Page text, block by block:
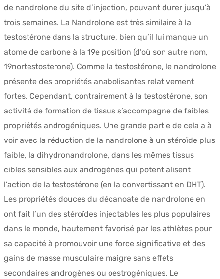
de nandrolone du site d’injection, pouvant durer jusqu’à
trois semaines. La Nandrolone est très similaire à la
testostérone dans la structure, bien qu’il lui manque un
atome de carbone à la 19e position (d’où son autre nom,
19nortestosterone). Comme la testostérone, le nandrolone
présente des propriétés anabolisantes relativement
fortes. Cependant, contrairement à la testostérone, son
activité de formation de tissus s’accompagne de faibles
propriétés androgéniques. Une grande partie de cela a à
voir avec la réduction de la nandrolone à un stéroïde plus
faible, la dihydronandrolone, dans les mêmes tissus
cibles sensibles aux androgènes qui potentialisent
l’action de la testostérone (en la convertissant en DHT).
Les propriétés douces du décanoate de nandrolone en
ont fait l’un des stéroïdes injectables les plus populaires
dans le monde, hautement favorisé par les athlètes pour
sa capacité à promouvoir une force significative et des
gains de masse musculaire maigre sans effets
secondaires androgènes ou oestrogéniques. Le